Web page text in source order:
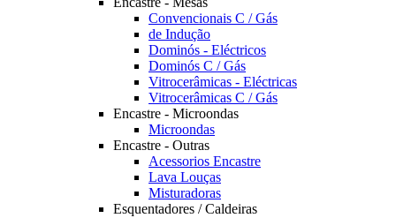
Convencionais C / Gás
de Indução
Dominós - Eléctricos
Dominós C / Gás
Vitrocerâmicas - Eléctricas
Vitrocerâmicas C / Gás
Encastre - Microondas
Microondas
Encastre - Outras
Acessorios Encastre
Lava Louças
Misturadoras
Esquentadores / Caldeiras